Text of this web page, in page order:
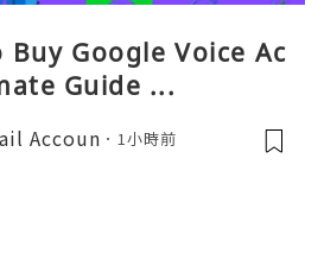
Buy Google Voice Ac
Guide ...
Accoun 1小時前